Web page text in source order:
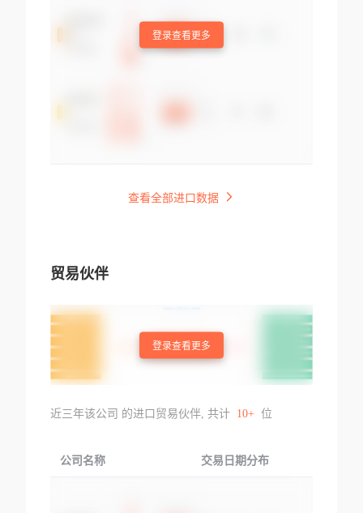
登录查看更多
查看全部进口数据
贸易伙伴
登录查看更多
近三年该公司 的进口贸易伙伴, 共计 10+ 位
公司名称 交易日期分布